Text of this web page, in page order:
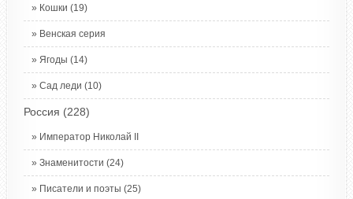
Кошки (19)
Венская серия
Ягоды (14)
Сад леди (10)
Россия (228)
Император Николай II
Знаменитости (24)
Писатели и поэты (25)